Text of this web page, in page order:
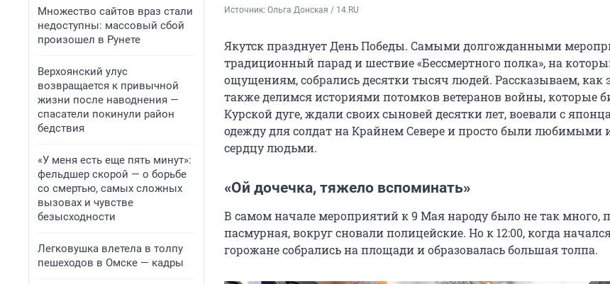
Множество сайтов враз стали
недоступны: массовый сбой
произошел в Рунете
Верхоянский улус
возвращается к привычной
жизни после наводнения —
спасатели покинули район
бедствия
«У меня есть еще пять минут»:
фельдшер скорой — о борьбе
со смертью, самых сложных
вызовах и чувстве
безысходности
Легковушка влетела в толпу
пешеходов в Омске — кадры
Источник: Ольга Донская / 14.RU
Якутск празднует День Победы. Самыми долгожданными
традиционный парад и шествие «Бессмертного полка», на
ощущениям, собрались десятки тысяч людей. Рассказываем, как
также делимся историями потомков ветеранов войны, которые
Курской дуге, ждали своих сыновей десятки лет, воевали с
одежду для солдат на Крайнем Севере и просто были любимыми
сердцу людьми.
«Ой дочечка, тяжело вспоминать»
В самом начале мероприятий к 9 Мая народу было не так много,
пасмурная, вокруг сновали полицейские. Но к 12:00, когда
горожане собрались на площади и образовалась большая толпа.